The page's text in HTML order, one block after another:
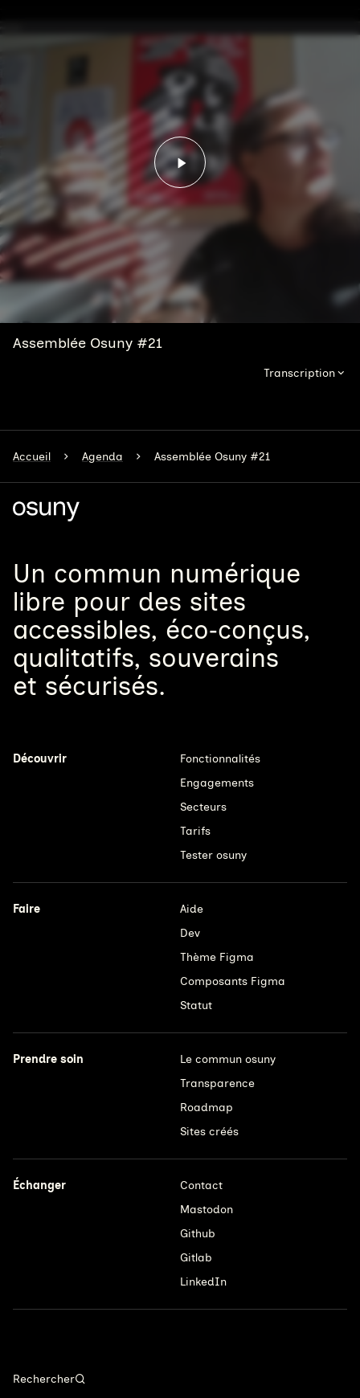
Lancer la vidéo -
Assemblée Osuny #21
Transcription
Accueil Agenda Assemblée Osuny #21
Un commun numérique
libre pour des sites
accessibles, éco‑conçus,
qualitatifs, souverains
et sécurisés.
Découvrir
Fonctionnalités
Engagements
Secteurs
Tarifs
Tester osuny
Faire
Aide
Dev
Thème Figma
Composants Figma
Statut
Prendre soin
Le commun osuny
Transparence
Roadmap
Sites créés
Échanger
Contact
Mastodon
Github
Gitlab
LinkedIn
Rechercher